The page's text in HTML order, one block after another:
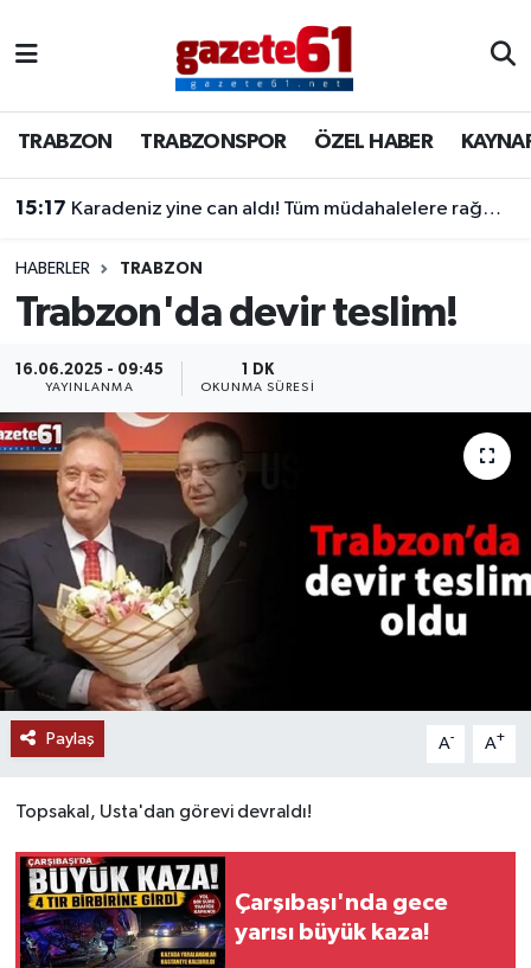
TRABZON TRABZONSPOR ÖZEL HABER
15:17 Karadeniz yine can aldı! Tüm müdahalelere rağmen kurtarılamadı
HABERLER TRABZON
Trabzon'da devir teslim!
16.06.2025 - 09:45
YAYINLANMA
1 DK
OKUNMA SÜRESI
Paylaş A- A+
Topsakal, Usta'dan görevi devraldı!
Çarşıbaşı'nda gece
yarısı büyük kaza!
TRABZONSPOR
ÖZEL HABER
KAYNAR KAZAN
SİYASET
GÜNDEM
Trabzon Nöbetçi Eczaneler
Trabzon Hava Durumu
Trabzon Namaz Vakitleri
Trabzon Trafik Yoğunluk Haritası
Süper Lig Puan Durumu ve Fikstür
Tüm Manşetler
Son Dakika Haberleri
Haber Arşivi